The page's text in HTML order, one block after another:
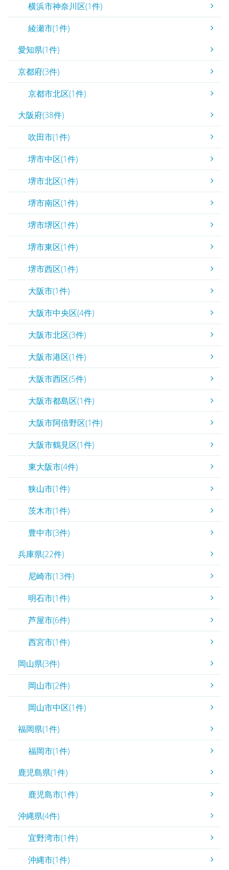
横浜市神奈川区(1件)
綾瀬市(1件)
愛知県(1件)
京都府(3件)
京都市北区(1件)
大阪府(38件)
吹田市(1件)
堺市中区(1件)
堺市北区(1件)
堺市南区(1件)
堺市堺区(1件)
堺市東区(1件)
堺市西区(1件)
大阪市(1件)
大阪市中央区(4件)
大阪市北区(3件)
大阪市港区(1件)
大阪市西区(5件)
大阪市都島区(1件)
大阪市阿倍野区(1件)
大阪市鶴見区(1件)
東大阪市(4件)
狭山市(1件)
茨木市(1件)
豊中市(3件)
兵庫県(22件)
尼崎市(13件)
明石市(1件)
芦屋市(6件)
西宮市(1件)
岡山県(3件)
岡山市(2件)
岡山市中区(1件)
福岡県(1件)
福岡市(1件)
鹿児島県(1件)
鹿児島市(1件)
沖縄県(4件)
宜野湾市(1件)
沖縄市(1件)